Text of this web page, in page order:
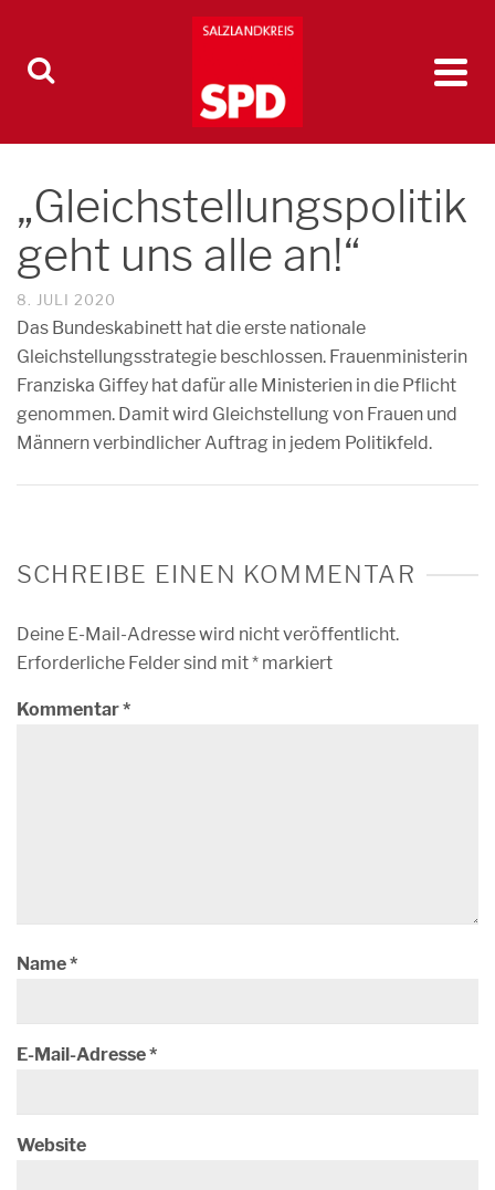
„Gleichstellungspolitik
geht uns alle an!“
8. JULI 2020
Das Bundeskabinett hat die erste nationale
Gleichstellungsstrategie beschlossen. Frauenministerin
Franziska Giffey hat dafür alle Ministerien in die Pflicht
genommen. Damit wird Gleichstellung von Frauen und
Männern verbindlicher Auftrag in jedem Politikfeld.
SCHREIBE EINEN KOMMENTAR
Deine E-Mail-Adresse wird nicht veröffentlicht.
Erforderliche Felder sind mit* markiert
Kommentar*
Name*
E-Mail-Adresse*
Website